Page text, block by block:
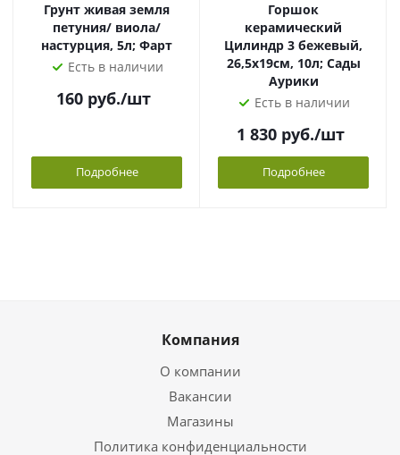
Грунт живая земля
петуния/ виола/
настурция, 5л; Фарт
Есть в наличии
160 руб./шт
Подробнее
Горшок
керамический
Цилиндр 3 бежевый,
26,5х19см, 10л; Сады
Аурики
Есть в наличии
1 830руб./шт
Подробнее
Компания
О компании
Вакансии
Магазины
Политика конфиденциальности